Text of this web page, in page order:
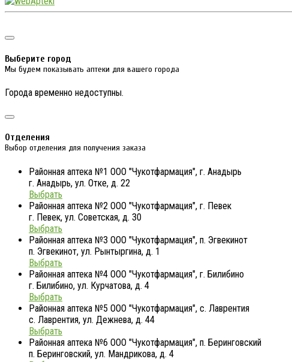
Выберите город
Мы будем показывать аптеки для вашего города
Города временно недоступны.
Отделения
Выбор отделения для получения заказа
Районная аптека №1 ООО "Чукотфармация", г. Анадырь
г. Анадырь, ул. Отке, д. 22
Выбрать
Районная аптека №2 ООО "Чукотфармация", г. Певек
г. Певек, ул. Советская, д. 30
Выбрать
Районная аптека №3 ООО "Чукотфармация", п. Эгвекинот
п. Эгвекинот, ул. Рынтыргина, д. 1
Выбрать
Районная аптека №4 ООО "Чукотфармация", г. Билибино
г. Билибино, ул. Курчатова, д. 4
Выбрать
Районная аптека №5 ООО "Чукотфармация", с. Лаврентия
с. Лаврентия, ул. Дежнева, д. 44
Выбрать
Районная аптека №6 ООО "Чукотфармация", п. Беринговский
п. Беринговский, ул. Мандрикова, д. 4